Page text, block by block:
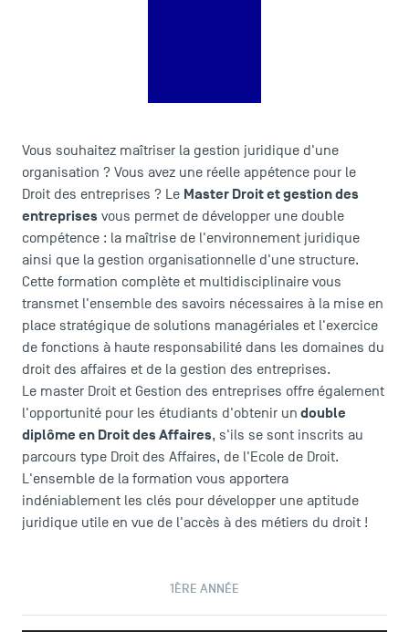
Vous souhaitez maîtriser la gestion juridique d'une
organisation ? Vous avez une réelle appétence pour le
Droit des entreprises ? Le Master Droit et gestion des
entreprises vous permet de développer une double
compétence : la maîtrise de l'environnement juridique
ainsi que la gestion organisationnelle d'une structure.
Cette formation complète et multidisciplinaire vous
transmet l'ensemble des savoirs nécessaires à la mise en
place stratégique de solutions managériales et l'exercice
de fonctions à haute responsabilité dans les domaines du
droit des affaires et de la gestion des entreprises.
Le master Droit et Gestion des entreprises offre également
l'opportunité pour les étudiants d'obtenir un double
diplôme en Droit des Affaires, s'ils se sont inscrits au
parcours type Droit des Affaires, de l'Ecole de Droit.
L'ensemble de la formation vous apportera
indéniablement les clés pour développer une aptitude
juridique utile en vue de l'accès à des métiers du droit !
1ÈRE ANNÉE